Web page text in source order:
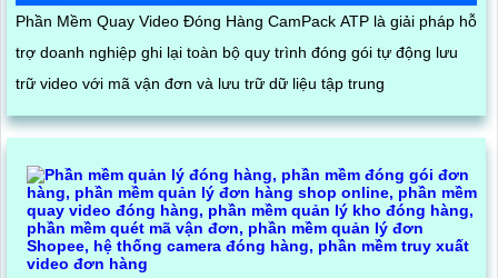
Phần Mềm Quay Video Đóng Hàng CamPack ATP là giải pháp hỗ
trợ doanh nghiệp ghi lại toàn bộ quy trình đóng gói tự động lưu
trữ video với mã vận đơn và lưu trữ dữ liệu tập trung